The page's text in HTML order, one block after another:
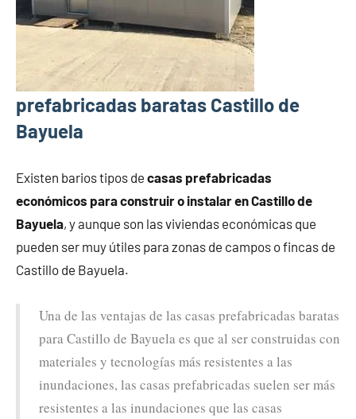
prefabricadas baratas Castillo de
Bayuela
Existen barios tipos de casas prefabricadas
económicos para construir o instalar en Castillo de
Bayuela, y aunque son las viviendas económicas que
pueden ser muy útiles para zonas de campos o fincas de
Castillo de Bayuela.
Una de las ventajas de las casas prefabricadas baratas
para Castillo de Bayuela es que al ser construidas con
materiales y tecnologías más resistentes a las
inundaciones, las casas prefabricadas suelen ser más
resistentes a las inundaciones que las casas